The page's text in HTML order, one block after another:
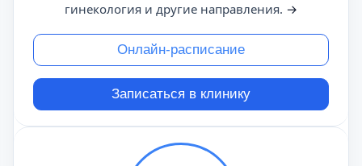
гинекология и другие направления. →
Онлайн-расписание
Записаться в клинику